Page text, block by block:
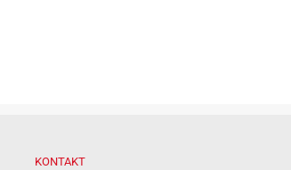
KONTAKT